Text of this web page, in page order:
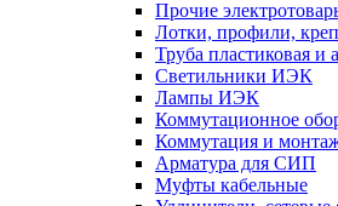
Прочие
Лотки, профили,
Труба пластиковая и
Светильники ИЭК
Лампы ИЭК
Коммутационное
Коммутация и
Арматура для СИП
Муфты кабельные